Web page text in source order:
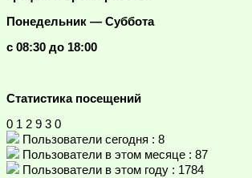
Понедельник — Суббота
с 08:30 до 18:00
Статистика посещений
0 1 2 9 3 0
Пользователи сегодня : 8
Пользователи в этом месяце : 87
Пользователи в этом году : 1784